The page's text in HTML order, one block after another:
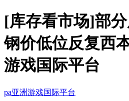
[库存看市场]部分
钢价低位反复西
游戏国际平台
pa亚洲游戏国际平台